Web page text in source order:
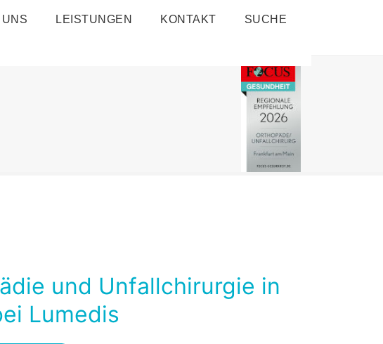
LEISTUNGEN KONTAKT SUCHE
und Unfallchirurgie in
Lumedis